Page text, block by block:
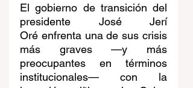
El gobierno de transición del
presidente José Jerí
Oré enfrenta una de sus crisis
más graves —y más
preocupantes en términos
institucionales— con la